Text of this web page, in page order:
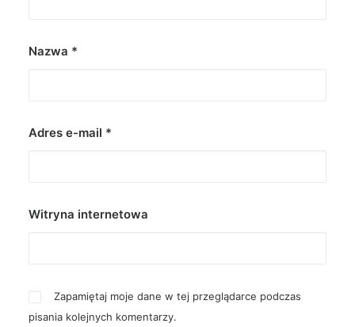
Nazwa *
Adres e-mail *
Witryna internetowa
Zapamiętaj moje dane w tej przeglądarce podczas
pisania kolejnych komentarzy.